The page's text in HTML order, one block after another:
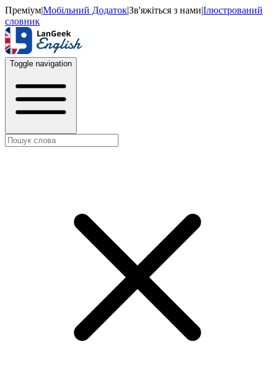
Преміум|Мобільний Додаток|Зв'яжіться з нами|Ілюстрований
словник
Toggle navigation